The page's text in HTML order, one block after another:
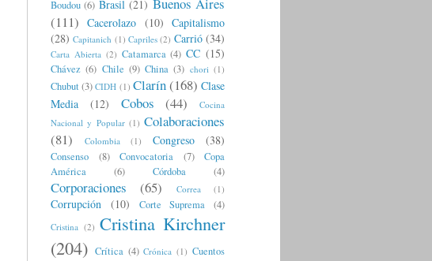
Boudou (6) Brasil (21) Buenos Aires
(111) Cacerolazo (10) Capitalismo
(28) Capitanich (1) Capriles (2) Carrió (34)
Carta Abierta (2) Catamarca (4) CC (15)
Chávez (6) Chile (9) China (3) chori (1)
Chubut(3) CIDH (1) Clarín(168) Clase
Media
(12) Cobos (44)
Cocina
Nacional y Popular (1) Colaboraciones
(81)
Colombia (1) Congreso (38)
Consenso (8) Convocatoria (7)
Copa
América
(6) Córdoba (4)
Corporaciones (65) Correa (1)
Corrupción (10) Corte Suprema (4)
Cristina (2) Cristina Kirchner
(204) Crítica (4) Crónica (1) Cuentos